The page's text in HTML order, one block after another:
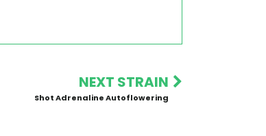
NEXT STRAIN
Shot Adrenaline Autoflowering